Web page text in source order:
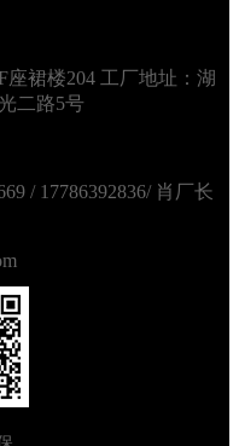
裙楼204 工厂地址：湖
二路5号
/ 17786392836/ 肖厂长